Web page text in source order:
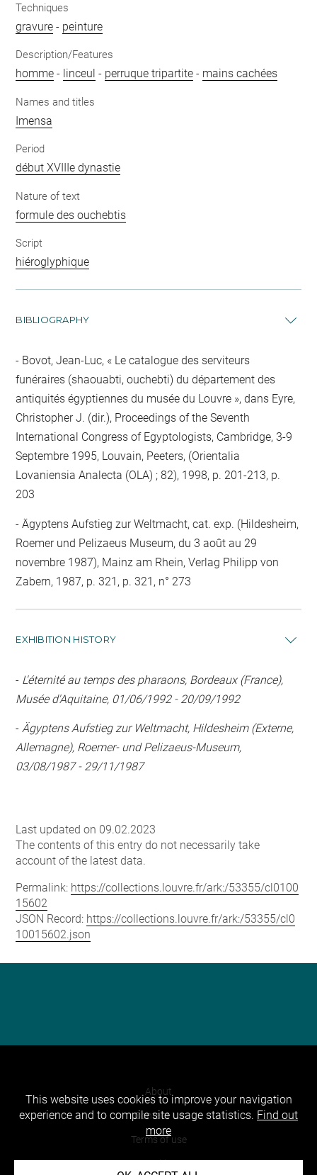
Techniques
gravure - peinture
Description/Features
homme - linceul - perruque tripartite - mains cachées
Names and titles
Imensa
Period
début XVIIIe dynastie
Nature of text
formule des ouchebtis
Script
hiéroglyphique
BIBLIOGRAPHY
Bovot, Jean-Luc, « Le catalogue des serviteurs
funéraires (shaouabti, ouchebti) du département des
antiquités égyptiennes du musée du Louvre », dans Eyre,
Christopher J. (dir.), Proceedings of the Seventh
International Congress of Egyptologists, Cambridge, 3-9
Septembre 1995, Louvain, Peeters, (Orientalia
Lovaniensia Analecta (OLA) ; 82), 1998, p. 201-213, p.
203
Ägyptens Aufstieg zur Weltmacht, cat. exp. (Hildesheim,
Roemer und Pelizaeus Museum, du 3 août au 29
novembre 1987), Mainz am Rhein, Verlag Philipp von
Zabern, 1987, p. 321, p. 321, n° 273
EXHIBITION HISTORY
- L'éternité au temps des pharaons, Bordeaux (France),
Musée d'Aquitaine, 01/06/1992 - 20/09/1992
-Ägyptens Aufstieg zur Weltmacht, Hildesheim (Externe,
Allemagne), Roemer- und Pelizaeus-Museum,
03/08/1987 - 29/11/1987
Last updated on 09.02.2023
The contents of this entry do not necessarily take
account of the latest data.
Permalink: https://collections.louvre.fr/ark:/53355/cl0100
15602
JSON Record: https://collections.louvre.fr/ark:/53355/cl0
10015602.json
About
Contact Us
Terms of use
Cookies
This website uses cookies to improve your navigation
experience and to compile site usage statistics. Find out
more